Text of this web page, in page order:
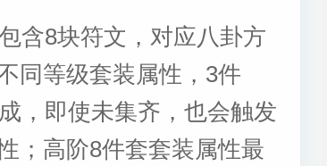
含8块符文，对应八卦方
同等级套装属性，3件
，即使未集齐，也会触发
；高阶8件套套装属性最